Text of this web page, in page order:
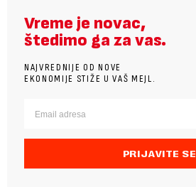
Vreme je novac,
štedimo ga za vas.
NAJVREDNIJE OD NOVE
EKONOMIJE STIŽE U VAŠ MEJL.
PRIJAVITE SE